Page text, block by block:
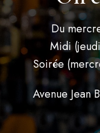
Du
Midi
Soirée
Avenue Jean